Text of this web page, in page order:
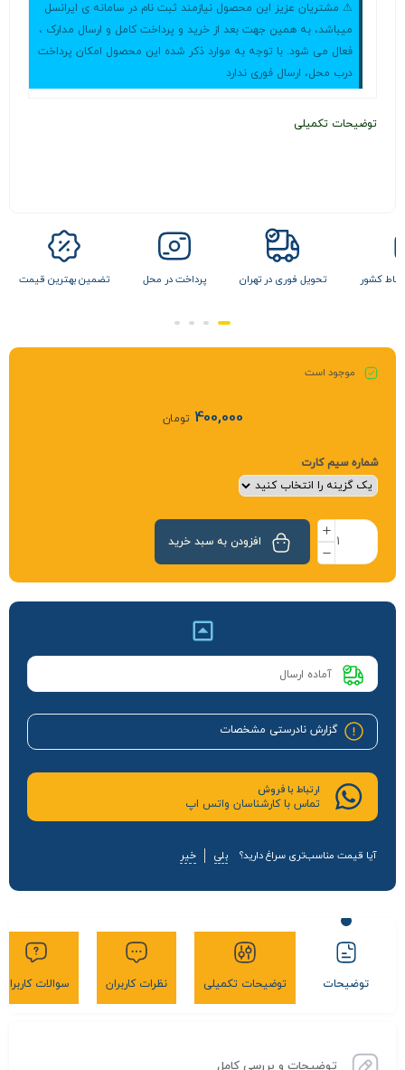
⚠ مشتریان عزیز این محصول نیازمند ثبت نام در سامانه ی ایرانسل
میباشد، به همین جهت بعد از خرید و پرداخت کامل و ارسال مدارک ،
فعال می شود. با توجه به موارد ذکر شده این محصول امکان پرداخت
درب محل، ارسال فوری ندارد
توضیحات تکمیلی
کشور تحویل فوری در تهران پرداخت در محل تضمین بهترین قیمت
موجود است
400,000 تومان
شماره سیم کارت
افزودن به سبد خرید
آماده ارسال
گزارش نادرستی مشخصات
ارتباط با فروش
تماس با کارشناسان واتس اپ
آیا قیمت مناسب‌تری سراغ دارید؟ بلی خیر
توضیحات توضیحات تکمیلی نظرات کاربران سوالات کاربران
توضیحات و بررسی کامل